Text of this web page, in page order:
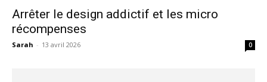
Arrêter le design addictif et les micro
récompenses
Sarah - 13 avril 2026 0